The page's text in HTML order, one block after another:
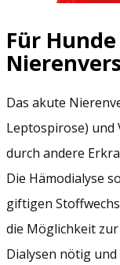
Für
Das akute
Leptospirose) und
durch andere
Die Hämodialyse
giftigen
die Möglichkeit
Dialysen nötig